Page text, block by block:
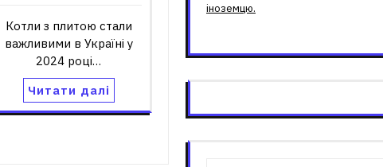
Котли з плитою стали
важливими в Україні у
2024 році…
Читати далі
іноземцю.